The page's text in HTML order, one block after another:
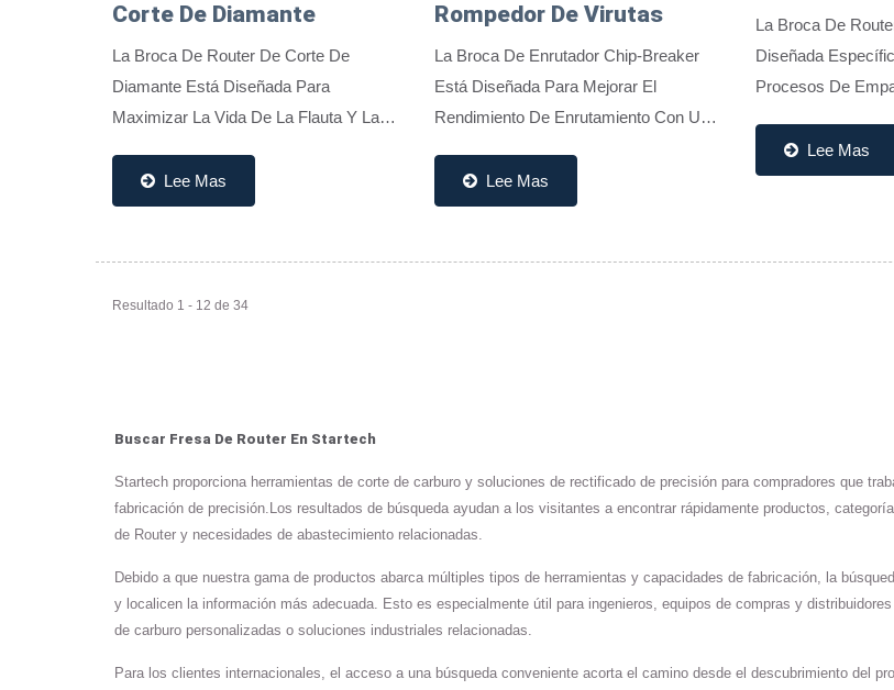
Corte De Diamante
La Broca De Router De Corte De
Diamante Está Diseñada Para
Maximizar La Vida De La Flauta Y La
Ideal Para La Mayoría De Los Procesos
De Fresado O Ranurado De PCB,...
Lee Mas
Rompedor De Virutas
La Broca De Enrutador Chip-Breaker
Está Diseñada Para Mejorar El
Rendimiento De Enrutamiento Con Un
Flauta Superpuesta, Lo Que La Hace
Ideal Para Procesamiento Y
Lee Mas
La Broca De
Diseñada
Procesos De
De Chips, Alta
Enrutamiento Y
Lee Mas
Resultado 1 - 12 de 34
Buscar Fresa De Router En Startech
Startech proporciona herramientas de corte de carburo y soluciones de rectificado de precisión para compradores que
fabricación de precisión.Los resultados de búsqueda ayudan a los visitantes a encontrar rápidamente productos,
de Router y necesidades de abastecimiento relacionadas.
Debido a que nuestra gama de productos abarca múltiples tipos de herramientas y capacidades de fabricación, la
y localicen la información más adecuada. Esto es especialmente útil para ingenieros, equipos de compras y
de carburo personalizadas o soluciones industriales relacionadas.
Para los clientes internacionales, el acceso a una búsqueda conveniente acorta el camino desde el descubrimiento del